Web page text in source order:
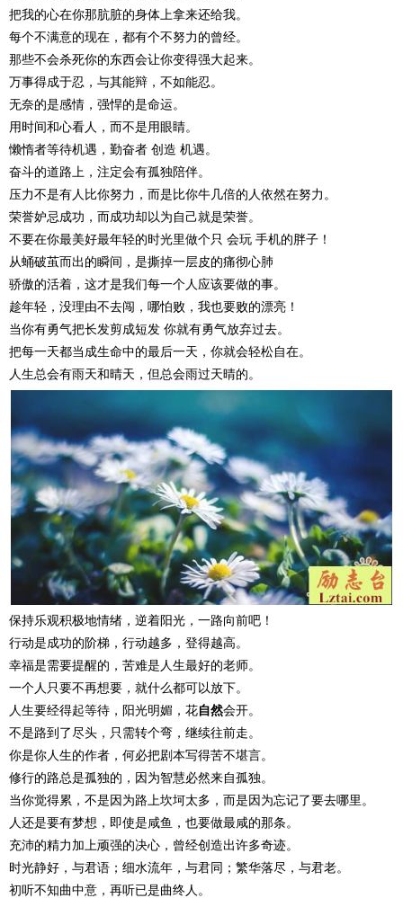
把我的心在你那肮脏的身体上拿来还给我。
每个不满意的现在，都有个不努力的曾经。
那些不会杀死你的东西会让你变得强大起来。
万事得成于忍，与其能辩，不如能忍。
无奈的是感情，强悍的是命运。
用时间和心看人，而不是用眼睛。
懒惰者等待机遇，勤奋者 创造 机遇。
奋斗的道路上，注定会有孤独陪伴。
压力不是有人比你努力，而是比你牛几倍的人依然在努力。
荣誉妒忌成功，而成功却以为自己就是荣誉。
不要在你最美好最年轻的时光里做个只 会玩 手机的胖子！
从蛹破茧而出的瞬间，是撕掉一层皮的痛彻心肺
骄傲的活着，这才是我们每一个人应该要做的事。
趁年轻，没理由不去闯，哪怕败，我也要败的漂亮！
当你有勇气把长发剪成短发 你就有勇气放弃过去。
把每一天都当成生命中的最后一天，你就会轻松自在。
人生总会有雨天和晴天，但总会雨过天晴的。
保持乐观积极地情绪，逆着阳光，一路向前吧！
行动是成功的阶梯，行动越多，登得越高。
幸福是需要提醒的，苦难是人生最好的老师。
一个人只要不再想要，就什么都可以放下。
人生要经得起等待，阳光明媚，花自然会开。
不是路到了尽头，只需转个弯，继续往前走。
你是你人生的作者，何必把剧本写得苦不堪言。
修行的路总是孤独的，因为智慧必然来自孤独。
当你觉得累，不是因为路上坎坷太多，而是因为忘记了要去哪里。
人还是要有梦想，即使是咸鱼，也要做最咸的那条。
充沛的精力加上顽强的决心，曾经创造出许多奇迹。
时光静好，与君语；细水流年，与君同；繁华落尽，与君老。
初听不知曲中意，再听已是曲终人。